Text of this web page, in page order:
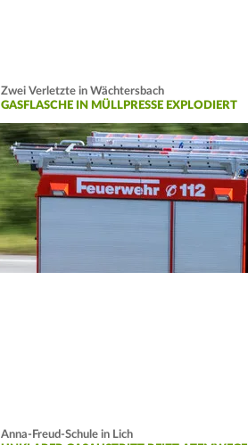
Zwei Verletzte in Wächtersbach
GASFLASCHE IN MÜLLPRESSE EXPLODIERT
Anna-Freud-Schule in Lich